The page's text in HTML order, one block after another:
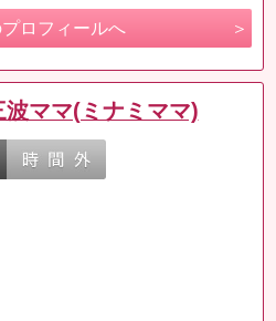
ロフィールへ
波ママ(ミナミママ)